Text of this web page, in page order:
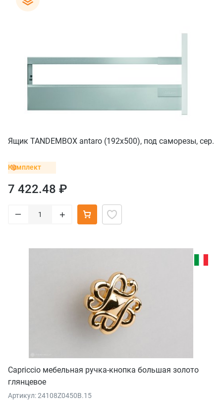
Ящик TANDEMBOX antaro (192х500), под саморезы, сер.
Комплект
7 422.48 ₽
– +
Capriccio мебельная ручка-кнопка большая золото
глянцевое
Артикул: 24108Z0450B.15